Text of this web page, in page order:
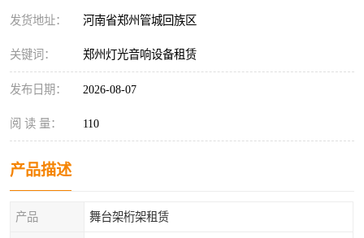
发货地址： 河南省郑州管城回族区
关键词： 郑州灯光音响设备租赁
发布日期： 2026-08-07
阅 读 量： 110
产品描述
产品 舞台架桁架租赁